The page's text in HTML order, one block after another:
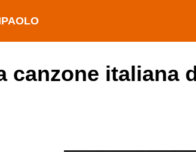
canzone italiana